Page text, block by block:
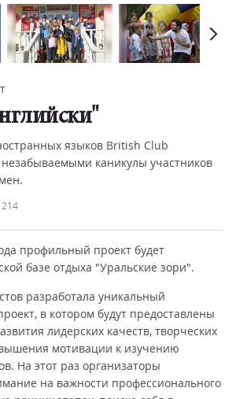
214
языков British Club
каникулы участников
профильный проект будет
базе отдыха "Уральские зори".
разработала уникальный
в котором будут предоставлены
лидерских качеств, творческих
мотивации к изучению
На этот раз организаторы
на важности профессионального